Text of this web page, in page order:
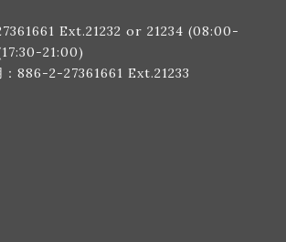
Ext.21232 or 21234 (08:00-
21:00)
886-2-27361661 Ext.21233